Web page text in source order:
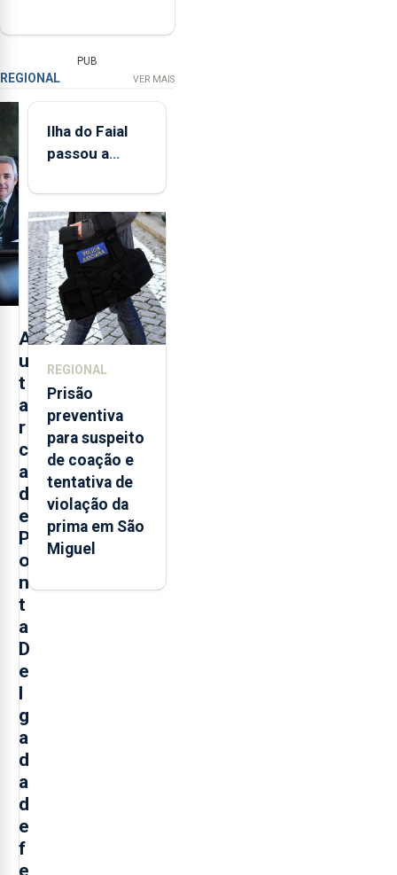
PUB
REGIONAL VER MAIS
A
u
t
a
r
c
a
d
e
P
o
n
t
a
D
e
l
g
a
d
a
d
e
f
e
Ilha do Faial
passou a
de
monitorização
de infrassons
dos Açores
REGIONAL
Prisão
preventiva
para suspeito
de coação e
tentativa de
violação da
prima em São
Miguel